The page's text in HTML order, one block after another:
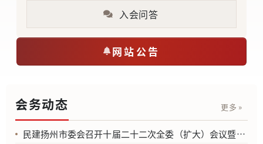
入会问答
网站公告
会务动态 更多 »
民建扬州市委会召开十届二十二次全委（扩大）会议暨“绿扬同心·同学共进”行动学习交流会